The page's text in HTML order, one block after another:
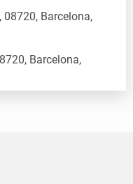
Barcelona,